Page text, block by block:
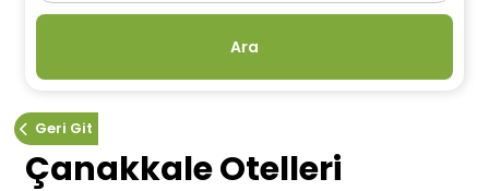
Ara
Geri Git
Çanakkale Otelleri